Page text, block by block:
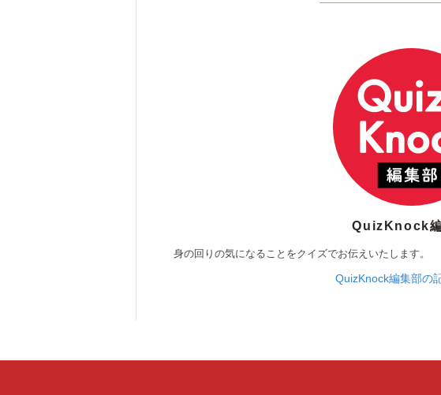
QuizKnock
身の回りの気になることをクイズでお伝えいたします。
QuizKnock編集部の